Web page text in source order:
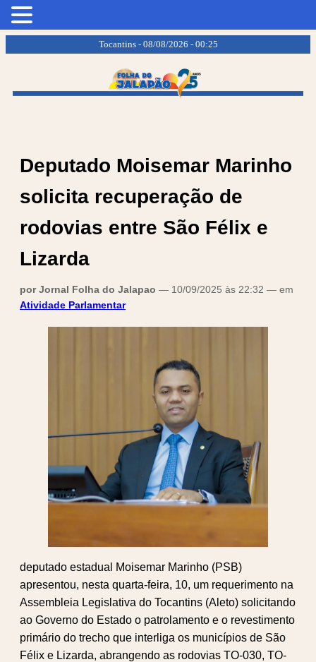
Tocantins - 08/08/2026 - 00:25
Deputado Moisemar Marinho
solicita recuperação de
rodovias entre São Félix e
Lizarda
por Jornal Folha do Jalapao — 10/09/2025 às 22:32 — em
Atividade Parlamentar
deputado estadual Moisemar Marinho (PSB)
apresentou, nesta quarta-feira, 10, um requerimento na
Assembleia Legislativa do Tocantins (Aleto) solicitando
ao Governo do Estado o patrolamento e o revestimento
primário do trecho que interliga os municípios de São
Félix e Lizarda, abrangendo as rodovias TO-030, TO-